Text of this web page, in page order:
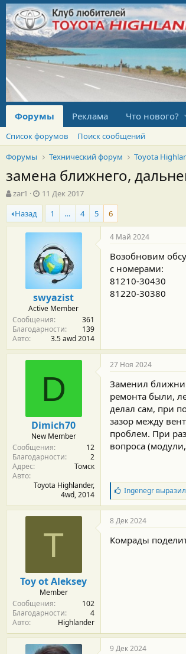
Форумы Реклама Что нового?
Список форумов
Поиск сообщений
Форумы
Технический форум Toyota
замена ближнего,
А
в
т
о
zar1
Д
а
а
н
а
ч
а
л
а
11 Дек 2017
Назад
1 … 4 5 6
swyazist
Active Member
Сообщения
361
Благодарности
139
Авто
3.5 awd 2014
4 Май 2024
Возобновим
с номерами:
81210-30430
81220-30380
D
Dimich70
New Member
Сообщения
12
Благодарности
2
Адрес
Томск
Авто
Toyota Highlander,
4wd, 2014
27 Ноя 2024
Заменил
ремонта были,
делал сам, при
зазор между
проблем. При
вопроса
Б
л
а
г
о
д
а
Ingenegrвыразил
T
Toy ot Aleksey
Member
Сообщения
102
Благодарности
4
Авто
Highlander
8 Дек 2024
Комрады
9 Дек 2024